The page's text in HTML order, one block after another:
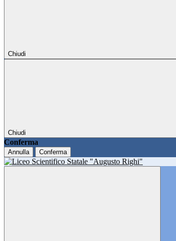
Chiudi
Chiudi
Conferma
Annulla Conferma